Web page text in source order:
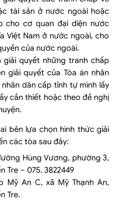
tài sản ở nước ngoài hoặc
cho cơ quan đại diện nước
Việt Nam ở nước ngoài, cho
của nước ngoài.
giải quyết những tranh chấp
giải quyết của Tòa án nhân
dân cấp tỉnh tự mình lấy
cần thiết hoặc theo đề nghị
bên lựa chọn hình thức giải
các tòa sau đây:
Hùng Vương, phường 3,
Tre – 075. 3822449
Mỹ An C, xã Mỹ Thạnh An,
Tre.